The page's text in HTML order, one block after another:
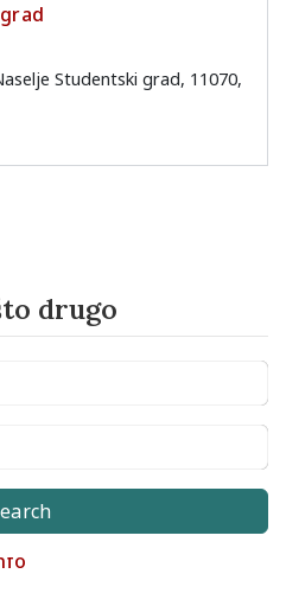
Studentski grad, 11070,
drugo